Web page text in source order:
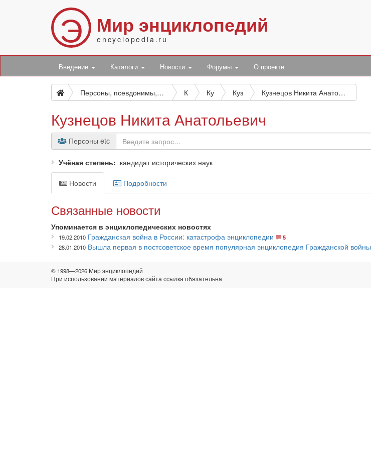
Э Мир энциклопедий
encyclopedia.ru
Введение Каталоги Новости Форумы О проекте
Персоны, псевдонимы, персонажи и боты К Ку Куз Кузнецов Никита Анатольевич
Кузнецов Никита Анатольевич
Персоны etc
Учёная степень кандидат исторических наук
Новости Подробности
Связанные новости
Упоминается в энциклопедических новостях
19.02.2010 Гражданская война в России: катастрофа энциклопедии
5
28.01.2010 Вышла первая в постсоветское время популярная энциклопедия Гражданской войны
© 1998—2026 Мир энциклопедий
При использовании материалов сайта ссылка обязательна